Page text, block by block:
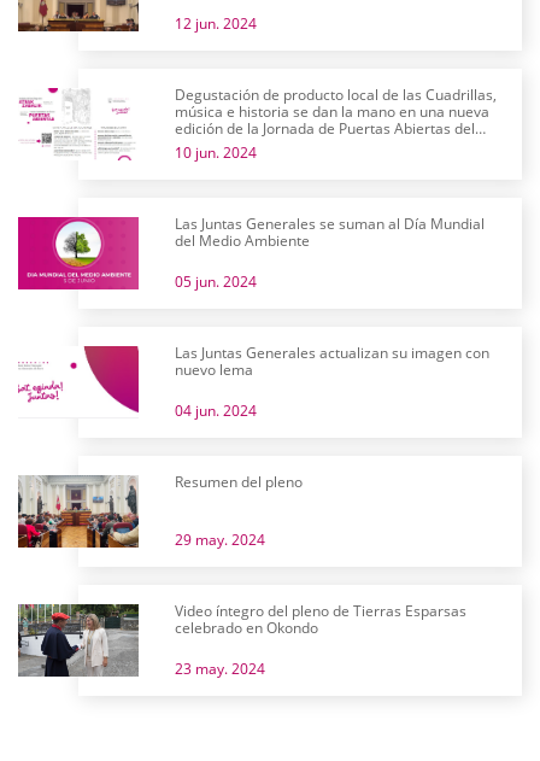
12 jun. 2024
Degustación de producto local de las Cuadrillas,
música e historia se dan la mano en una nueva
edición de la Jornada de Puertas Abiertas del
parlamento alavés
10 jun. 2024
Las Juntas Generales se suman al Día Mundial
del Medio Ambiente
05 jun. 2024
Las Juntas Generales actualizan su imagen con
nuevo lema
04 jun. 2024
Resumen del pleno
29 may. 2024
Video íntegro del pleno de Tierras Esparsas
celebrado en Okondo
23 may. 2024